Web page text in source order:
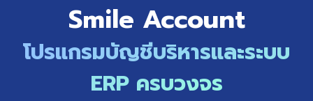
Smile Account
โปรแกรมบัญชีบริหารและระบบ
ERP ครบวงจร